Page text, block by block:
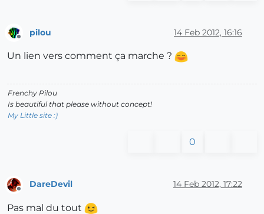
pilou 14 Feb 2012, 16:16
Un lien vers comment ça marche ?
Frenchy Pilou
Is beautiful that please without concept!
My Little site :)
0
Offline
DareDevil 14 Feb 2012, 17:22
Pas mal du tout